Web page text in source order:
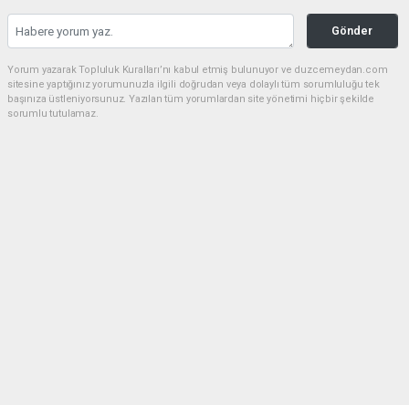
Gönder
Yorum yazarak Topluluk Kuralları’nı kabul etmiş bulunuyor ve duzcemeydan.com
sitesine yaptığınız yorumunuzla ilgili doğrudan veya dolaylı tüm sorumluluğu tek
başınıza üstleniyorsunuz. Yazılan tüm yorumlardan site yönetimi hiçbir şekilde
sorumlu tutulamaz.